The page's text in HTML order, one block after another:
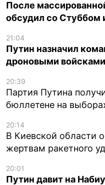
После
обсудил со Стуббом
21:04
Путин назначил
дроновыми
20:39
Партия Путина
бюллетене на
20:14
В Киевской области
жертвам ракетного
20:01
Путин давит на